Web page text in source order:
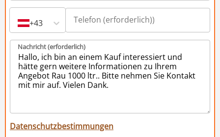
+43
Nachricht (erforderlich)
Datenschutzbestimmungen